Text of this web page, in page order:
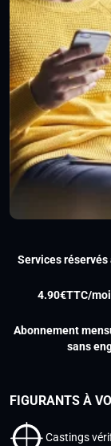
Services
4.90€TTC/
Abonnement
sans
FIGURANTS À
Castings